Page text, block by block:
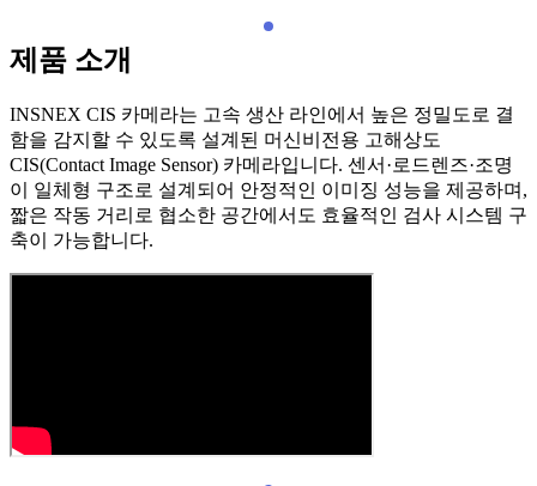
제품 소개
INSNEX CIS 카메라는 고속 생산 라인에서 높은 정밀도로 결
함을 감지할 수 있도록 설계된 머신비전용 고해상도
CIS(Contact Image Sensor) 카메라입니다. 센서·로드렌즈·조명
이 일체형 구조로 설계되어 안정적인 이미징 성능을 제공하며,
짧은 작동 거리로 협소한 공간에서도 효율적인 검사 시스템 구
축이 가능합니다.